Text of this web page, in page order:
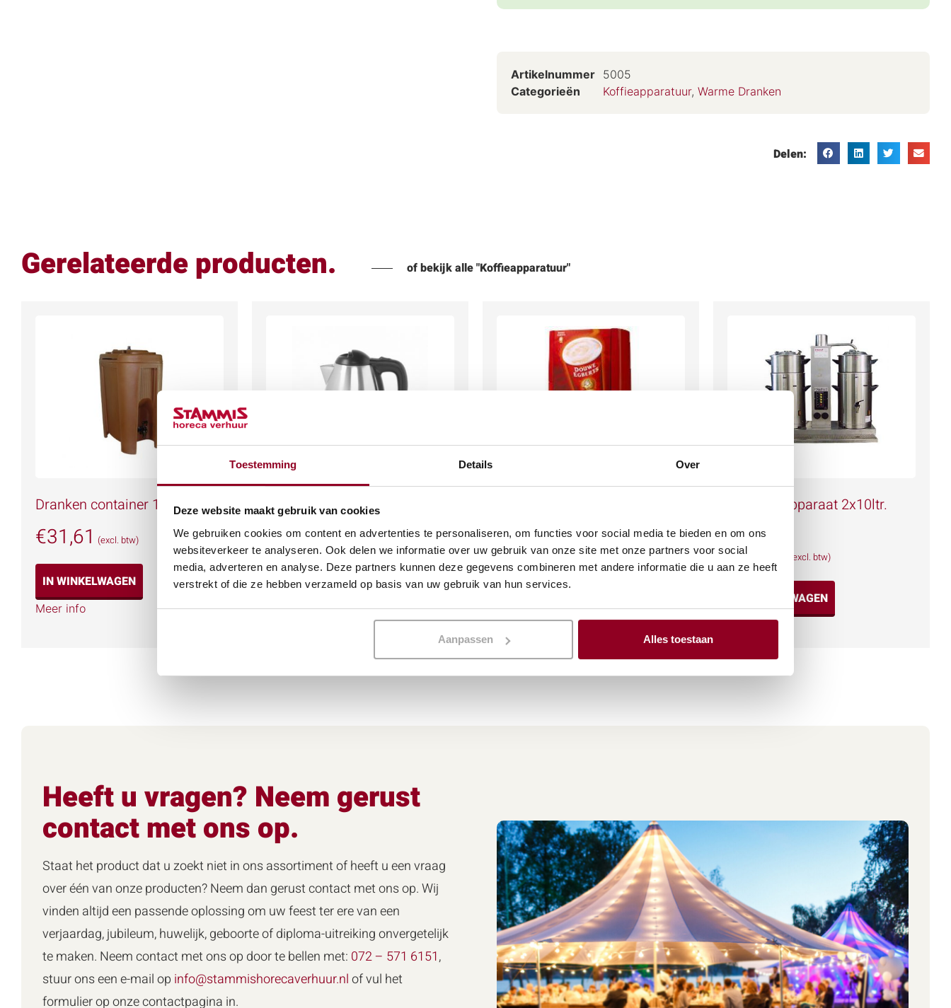
Toestemming Details Over
Deze website maakt gebruik van cookies
We gebruiken cookies om content en advertenties te personaliseren, om functies voor social media te bieden en om ons
websiteverkeer te analyseren. Ook delen we informatie over uw gebruik van onze site met onze partners voor social
media, adverteren en analyse. Deze partners kunnen deze gegevens combineren met andere informatie die u aan ze heeft
verstrekt of die ze hebben verzameld op basis van uw gebruik van hun services.
Aanpassen Alles toestaan
Artikelnummer 5005
Categorieën
Koffieapparatuur, Warme Dranken
Delen:
Gerelateerde producten. of bekijk alle "Koffieapparatuur"
Dranken container 18.9ltr. iso
€31,61 (excl. btw)
IN WINKELWAGEN
Meer info
Waterkoker 1,8 ltr.
€6,65 (excl. btw)
IN WINKELWAGEN
Meer info
€94,83(excl. btw)
IN WINKELWAGEN
Meer info
Koffiezetapparaat 2x10ltr.
€94,83 (excl. btw)
IN WINKELWAGEN
Heeft u vragen? Neem gerust
contact met ons op.
Staat het product dat u zoekt niet in ons assortiment of heeft u een vraag
over één van onze producten? Neem dan gerust contact met ons op. Wij
vinden altijd een passende oplossing om uw feest ter ere van een
verjaardag, jubileum, huwelijk, geboorte of diploma-uitreiking onvergetelijk
te maken. Neem contact met ons op door te bellen met: 072 – 571 6151,
stuur ons een e-mail op info@stammishorecaverhuur.nlof vul het
formulier op onze contactpagina in.